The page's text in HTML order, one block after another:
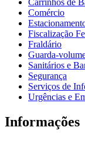
Carrinhos de
Comércio
Fiscalização
Fraldário
Guarda-
Sanitários e
Segurança
Serviços de
Urgências e
Informações